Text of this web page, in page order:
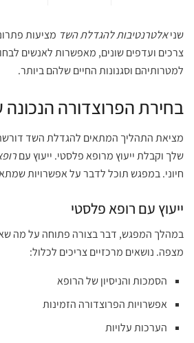
שניאלטרנטיבות להגדלת השד מציעות
צרכים ועדפים שונים, מאפשרות לאנשים
למטרותיהם וסגנונות החיים שלהם ביותר.
בחירת הפרוצדורה הנכונה
מציאת התהליך המתאים להגדלת השד
שלך וקבלת ייעוץ מרופא פלסטי. ייעוץ עם
חיוני. במפגש תוכל לדבר על אפשרויות
ייעוץ עם רופא פלסטי
במהלך המפגש, דבר בצורה פתוחה על מה
מצפה. נושאים מרכזיים צריכים לכלול:
הסמכות והניסיון של הרופא
אפשרויות הפרוצדורה הזמינות
הערכות עלויות